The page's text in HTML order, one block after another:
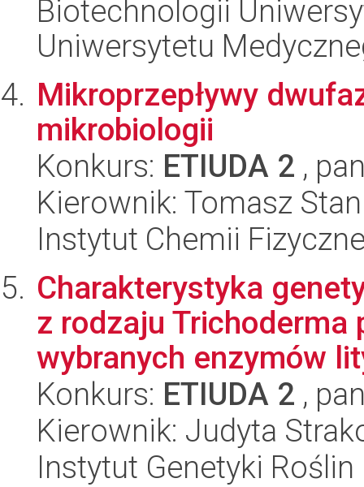
Biotechnologii
Uniwersytetu
Mikroprzepływy
mikrobiologii
Konkurs: ETIUDA 2 ,
Kierownik: Tomasz
Instytut Chemii
Charakterystyka
z rodzaju
wybranych enzymów
Konkurs: ETIUDA 2 ,
Kierownik: Judyta
Instytut Genetyki Roślin